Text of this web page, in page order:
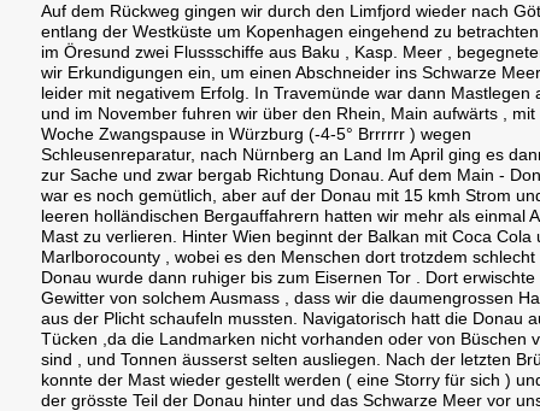
Auf dem Rückweg gingen wir durch den Limfjord wieder nach
entlang der Westküste um Kopenhagen eingehend zu
im Öresund zwei Flussschiffe aus Baku , Kasp. Meer ,
wir Erkundigungen ein, um einen Abschneider ins Schwarze
leider mit negativem Erfolg. In Travemünde war dann Mastlegen
und im November fuhren wir über den Rhein, Main aufwärts , mit
Woche Zwangspause in Würzburg (-4-5° Brrrrrr ) wegen
Schleusenreparatur, nach Nürnberg an Land Im April ging es
zur Sache und zwar bergab Richtung Donau. Auf dem Main -
war es noch gemütlich, aber auf der Donau mit 15 kmh Strom
leeren holländischen Bergauffahrern hatten wir mehr als einmal
Mast zu verlieren. Hinter Wien beginnt der Balkan mit Coca Cola
Marlborocounty , wobei es den Menschen dort trotzdem schlecht
Donau wurde dann ruhiger bis zum Eisernen Tor . Dort erwischte
Gewitter von solchem Ausmass , dass wir die daumengrossen
aus der Plicht schaufeln mussten. Navigatorisch hatt die Donau
Tücken ,da die Landmarken nicht vorhanden oder von Büschen
sind , und Tonnen äusserst selten ausliegen. Nach der letzten
konnte der Mast wieder gestellt werden ( eine Storry für sich )
der grösste Teil der Donau hinter und das Schwarze Meer vor